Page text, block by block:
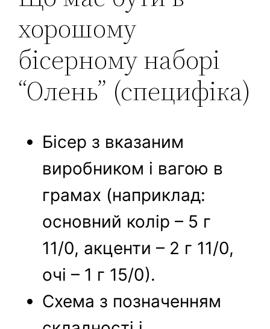
хорошому
бісерному наборі
“Олень” (специфіка)
Бісер з вказаним
виробником і вагою в
грамах (наприклад:
основний колір – 5 г
11/0, акценти – 2 г 11/0,
очі – 1 г 15/0).
Схема з позначенням